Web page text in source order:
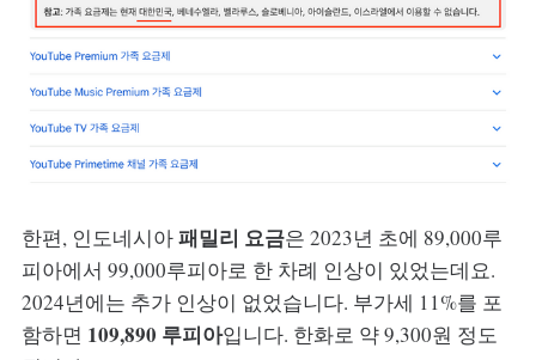
한편, 인도네시아패밀리 요금은 2023년 초에 89,000루
피아에서 99,000루피아로 한 차례 인상이 있었는데요.
2024년에는 추가 인상이 없었습니다. 부가세 11%를 포
함하면 109,890 루피아입니다. 한화로 약 9,300원 정도